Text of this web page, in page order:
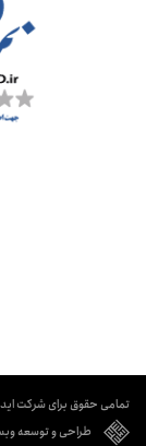
تمامی حقوق برای شرکت
طراحی و توسعه